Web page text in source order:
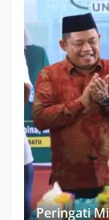
Peringati